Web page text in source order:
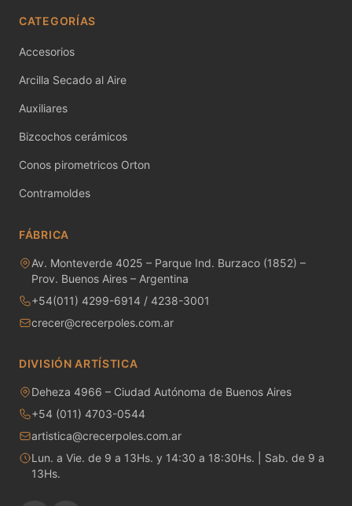
MAYCO MAGIC METALLICS
MAYCO NON FIRED COLOR
MAYCO RAKU GLAZES
MAYCO RAPID ROLL
MAYCO SNOW GEMS
MAYCO SPECIALTY GLAZES
MAYCO SPECKLED STROKE & COAT
Metales preciosos y luestres
CATEGORÍAS
Accesorios
Arcilla Secado al Aire
Auxiliares
Bizcochos cerámicos
Conos pirometricos Orton
Contramoldes
FÁBRICA
Av. Monteverde 4025 – Parque Ind. Burzaco (1852) –
Prov. Buenos Aires – Argentina
+54(011) 4299-6914 / 4238-3001
crecer@crecerpoles.com.ar
DIVISIÓN ARTÍSTICA
Deheza 4966 – Ciudad Autónoma de Buenos Aires
+54 (011) 4703-0544
artistica@crecerpoles.com.ar
Lun. a Vie. de 9 a 13Hs. y 14:30 a 18:30Hs. | Sab. de 9 a
13Hs.